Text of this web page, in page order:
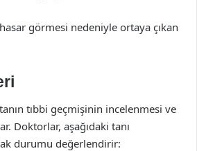
görmesi nedeniyle ortaya çıkan
tıbbi geçmişinin incelenmesi ve
Doktorlar, aşağıdaki tanı
durumu değerlendirir: